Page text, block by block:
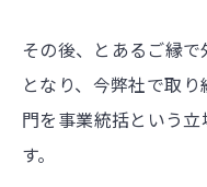
その後、とあるご縁
となり、今弊社で取
門を事業統括という
す。